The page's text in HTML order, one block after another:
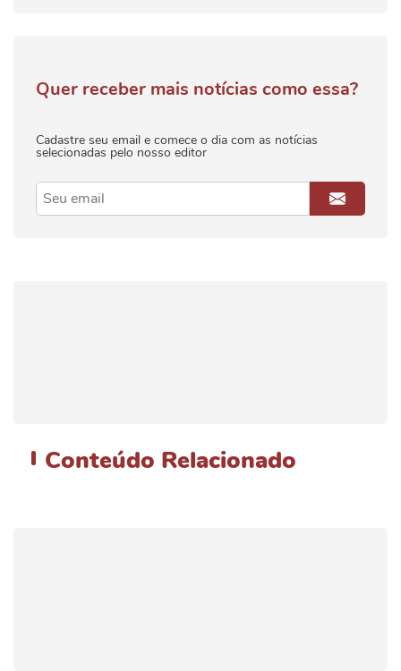
Quer receber mais notícias como essa?
Cadastre seu email e comece o dia com as notícias
selecionadas pelo nosso editor
Conteúdo Relacionado